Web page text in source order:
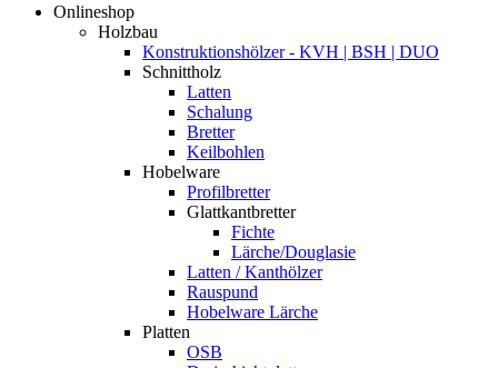
Onlineshop
Holzbau
Konstruktionshölzer - KVH | BSH | DUO
Schnittholz
Latten
Schalung
Bretter
Keilbohlen
Hobelware
Profilbretter
Glattkantbretter
Fichte
Lärche/Douglasie
Latten / Kanthölzer
Rauspund
Hobelware Lärche
Platten
OSB